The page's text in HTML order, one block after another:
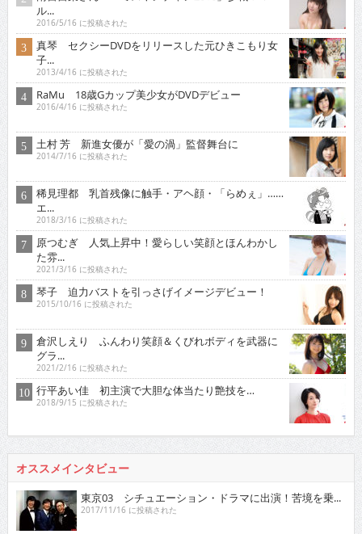
ル...
2016/5/16 に投稿された
真琴 セクシーDVDをリリースした元ひきこもり女
子...
2013/4/16 に投稿された
RaMu 18歳Gカップ美少女がDVDデビュー
2016/4/16 に投稿された
土村 芳 新進女優が「愛の渦」監督舞台に
2014/7/16 に投稿された
稀見理都 乳首残像に触手・アヘ顔・「らめぇ」……
エ...
2018/3/16 に投稿された
原つむぎ 人気上昇中！愛らしい笑顔とほんわかし
た雰...
2021/3/16 に投稿された
琴子 迫力バストを引っさげイメージデビュー！
2015/10/16 に投稿された
倉沢しえり ふんわり笑顔＆くびれボディを武器に
グラ...
2021/2/16 に投稿された
行平あい佳 初主演で大胆な体当たり艶技を…
2018/9/15 に投稿された
オススメインタビュー
東京03 シチュエーション・ドラマに出演！苦境を乗...
2017/11/16 に投稿された